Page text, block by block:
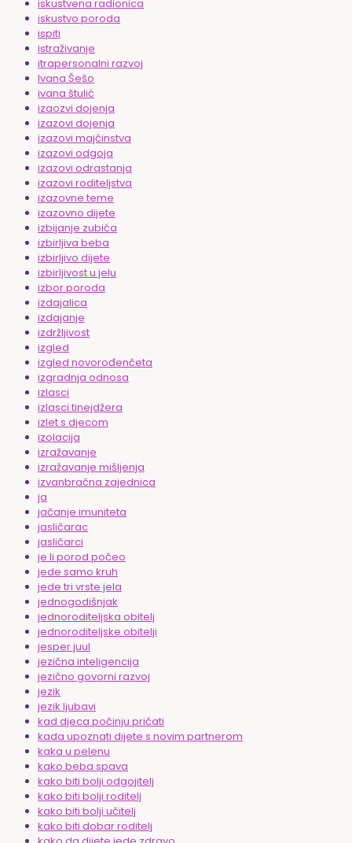
iskustvena radionica
iskustvo poroda
ispiti
istraživanje
itrapersonalni razvoj
Ivana Šešo
ivana štulić
izaozvi dojenja
izazovi dojenja
izazovi majčinstva
izazovi odgoja
izazovi odrastanja
izazovi roditeljstva
izazovne teme
izazovno dijete
izbijanje zubića
izbirljiva beba
izbirljivo dijete
izbirljivost u jelu
izbor poroda
izdajalica
izdajanje
izdržljivost
izgled
izgled novorođenčeta
izgradnja odnosa
izlasci
izlasci tinejdžera
izlet s djecom
izolacija
izražavanje
izražavanje mišljenja
izvanbračna zajednica
ja
jačanje imuniteta
jasličarac
jasličarci
je li porod počeo
jede samo kruh
jede tri vrste jela
jednogodišnjak
jednoroditeljska obitelj
jednoroditeljske obitelji
jesper juul
jezična inteligencija
jezično govorni razvoj
jezik
jezik ljubavi
kad djeca počinju pričati
kada upoznati dijete s novim partnerom
kaka u pelenu
kako beba spava
kako biti bolji odgojitelj
kako biti bolji roditelj
kako biti bolji učitelj
kako biti dobar roditelj